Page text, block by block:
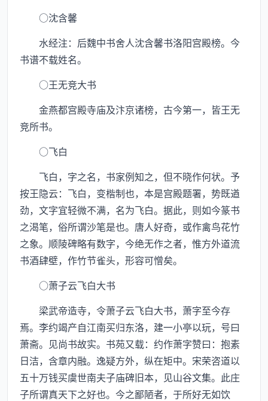
○沈含馨
水经注：后魏中书舍人沈含馨书洛阳宫殿榜。今
书谱不载姓名。
○王无竞大书
金燕都宫殿寺庙及汴京诸榜，古今第一，皆王无
竞所书。
○飞白
飞白，字之名，书家例知之，但不晓作何状。予
按王隐云：飞白，变楷制也，本是宫殿题署，势既遒
劲，文字宜轻微不满，名为飞白。据此，则如今篆书
之渴笔，俗所谓沙笔是也。唐人好奇，或作禽鸟花竹
之象。顺陵碑略有数字，今绝无作之者，惟方外道流
书酒肆壁，作竹节雀头，形容可憎矣。
○萧子云飞白大书
梁武帝造寺，令萧子云飞白大书，萧字至今存
焉。李约竭产自江南买归东洛，建一小亭以玩，号曰
萧斋。见尚书故实。书苑又载：约作萧字赞曰：抱素
日洁，含章内融。逸疑方外，纵在矩中。宋荣咨道以
五十万钱买虞世南夫子庙碑旧本，见山谷文集。此庄
子所谓真天下之好也。今之鄙陋者，于所好无如饮